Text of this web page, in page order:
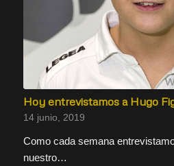
Hoy entrevistamos a Hugo
14 junio, 2019
Como cada semana
nuestro…